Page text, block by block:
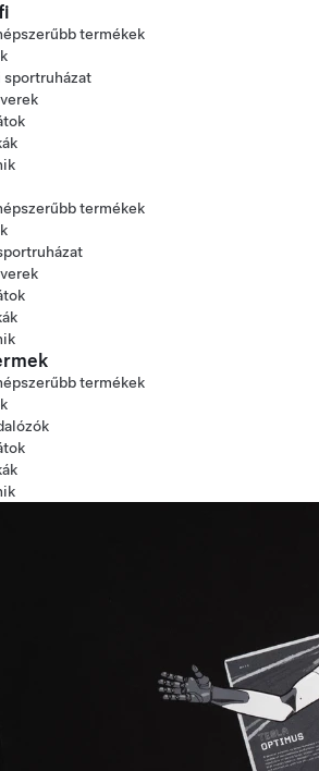
termékek
sportruházat
termékek
termékek